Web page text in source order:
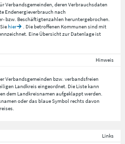
Verbandsgemeinden, deren Verbrauchsdaten
Endenergieverbrauch nach
bzw. Beschäftigtenzahlen heruntergebrochen.
hier
. Die betroffenen Kommunen sind mit
Eine Übersicht zur Datenlage ist
Hinweis
Verbandsgemeinden bzw. verbandsfreien
Landkreis eingeordnet. Die Liste kann
dem Landkreisnamen aufgeklappt werden.
oder das blaue Symbol rechts davon
Links